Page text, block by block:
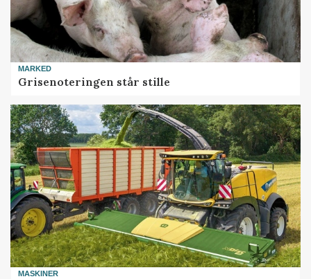
MARKED
Grisenoteringen står stille
MASKINER